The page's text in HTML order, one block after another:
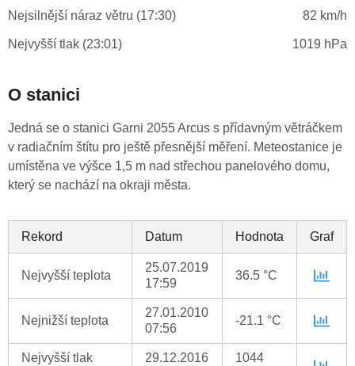
Nejsilnější náraz větru (17:30) 82 km/h
Nejvyšší tlak (23:01) 1019 hPa
O stanici
Jedná se o stanici Garni 2055 Arcus s přídavným větráčkem
v radiačním štítu pro ještě přesnější měření. Meteostanice je
umístěna ve výšce 1,5 m nad střechou panelového domu,
který se nachází na okraji města.
Rekord Datum Hodnota Graf
Nejvyšší teplota
25.07.2019
17:59
36.5 °C
Nejnižší teplota
27.01.2010
07:56
-21.1 °C
Nejvyšší tlak
29.12.2016
1044